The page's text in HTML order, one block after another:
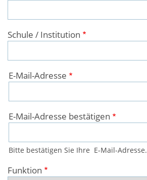
Schule / Institution
E-
Adresse
E-Mail-Adresse
E-Mail-Adresse bestätigen
Bitte bestätigen Sie Ihre E-Mail-Adresse.
Funktion